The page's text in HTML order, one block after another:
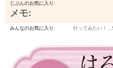
じぶんのお気に入り:
メモ:
みんなのお気に入り: 行ってみたい！…